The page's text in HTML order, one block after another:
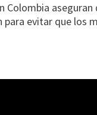
Colombia
para evitar que los